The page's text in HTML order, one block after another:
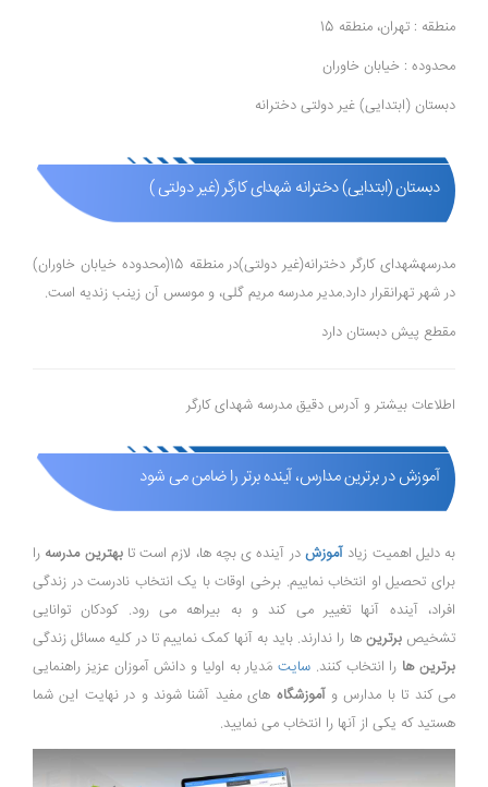
منطقه : تهران، منطقه 15
محدوده : خیابان خاوران
دبستان (ابتدایی) غیر دولتی دخترانه
دبستان (ابتدایی) دخترانه شهدای کارگر (غیر دولتی )
مدرسهشهدای کارگر دخترانه(غیر دولتی)در منطقه 15(محدوده خیابان خاوران)
در شهر تهرانقرار دارد.مدیر مدرسه مریم گلی، و موسس آن زینب زندیه است.
مقطع پیش دبستان دارد
اطلاعات بیشتر و آدرس دقیق مدرسه شهدای کارگر
آموزش در برترین مدارس، آینده برتر را ضامن می شود
به دلیل اهمیت زیادآموزش در آینده ی بچه ها، لازم است تابهترین مدرسه را
برای تحصیل او انتخاب نماییم. برخی اوقات با یک انتخاب نادرست در زندگی
افراد، آینده آنها تغییر می کند و به بیراهه می رود. کودکان توانایی
تشخیصبرترین ها را ندارند. باید به آنها کمک نماییم تا در کلیه مسائل زندگی
برترین ها را انتخاب کنند. سایتمَدیار به اولیا و دانش آموزان عزیز راهنمایی
می کند تا با مدارس وآموزشگاه های مفید آشنا شوند و در نهایت این شما
هستید که یکی از آنها را انتخاب می نمایید.